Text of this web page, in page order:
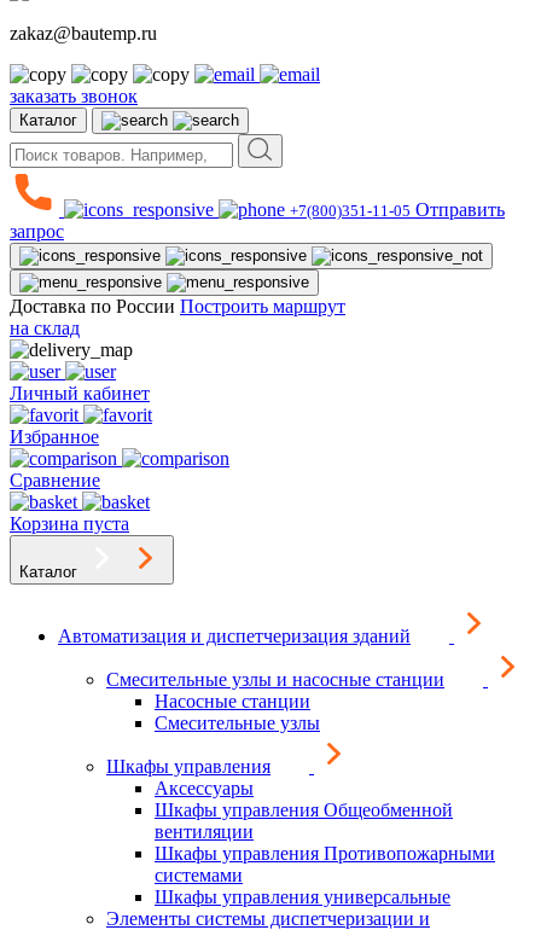
zakaz@bautemp.ru
заказать звонок
Каталог
+7(800)351-11-05 Отправить
запрос
Доставка по России Построить маршрут
на склад
Личный кабинет
Избранное
Сравнение
Корзина пуста
Каталог
Автоматизация и диспетчеризация зданий
Смесительные узлы и насосные станции
Насосные станции
Смесительные узлы
Шкафы управления
Аксессуары
Шкафы управления Общеобменной
вентиляции
Шкафы управления Противопожарными
системами
Шкафы управления универсальные
Элементы системы диспетчеризации и